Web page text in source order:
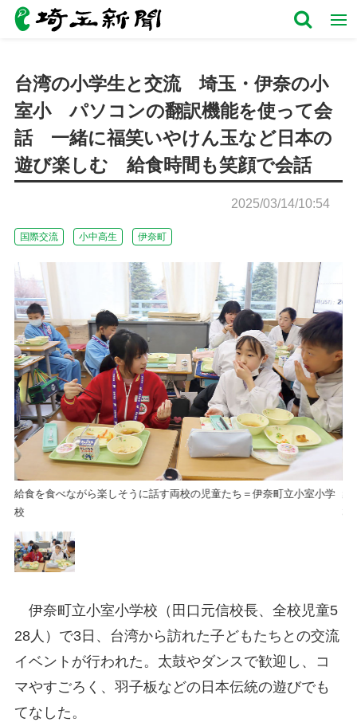
台湾の小学生と交流 埼玉・伊奈の小
室小 パソコンの翻訳機能を使って会
話 一緒に福笑いやけん玉など日本の
遊び楽しむ 給食時間も笑顔で会話
2025/03/14/10:54
国際交流 小中高生 伊奈町
給食を食べながら楽しそうに話す両校の児童たち＝伊奈町立小室小学
校
伊奈町立小室小学校（田口元信校長、全校児童5
28人）で3日、台湾から訪れた子どもたちとの交流
イベントが行われた。太鼓やダンスで歓迎し、コ
マやすごろく、羽子板などの日本伝統の遊びでも
てなした。